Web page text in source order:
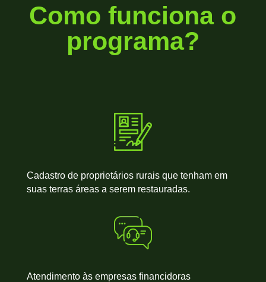
Como funciona o
programa?
Cadastro de proprietários rurais que tenham em
suas terras áreas a serem restauradas.
Atendimento às empresas financidoras